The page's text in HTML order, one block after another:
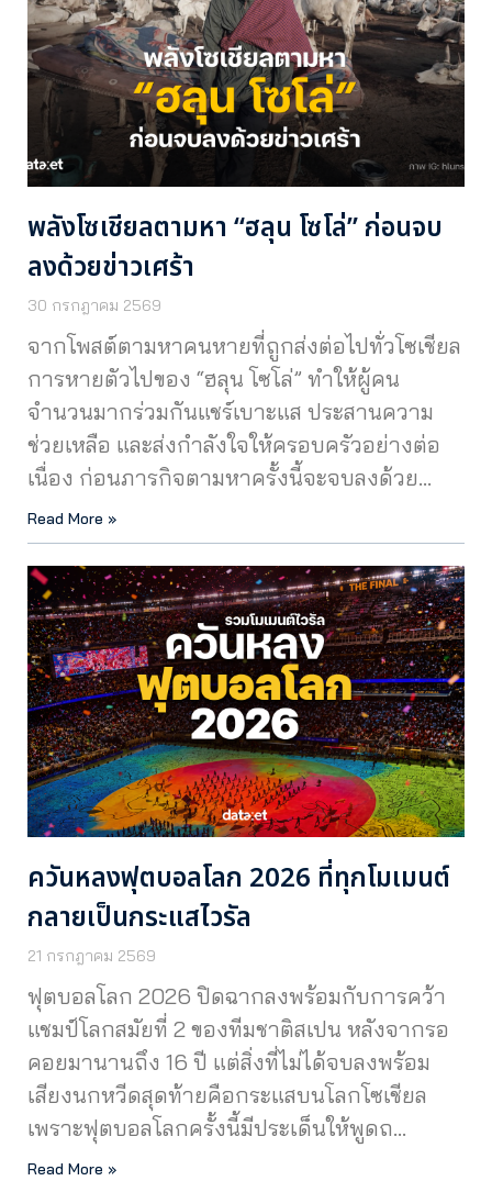
พลังโซเชียลตามหา “ฮลุน โซโล่” ก่อนจบ
ลงด้วยข่าวเศร้า
30 กรกฎาคม 2569
จากโพสต์ตามหาคนหายที่ถูกส่งต่อไปทั่วโซเชียล
การหายตัวไปของ “ฮลุน โซโล่” ทำให้ผู้คน
จำนวนมากร่วมกันแชร์เบาะแส ประสานความ
ช่วยเหลือ และส่งกำลังใจให้ครอบครัวอย่างต่อ
เนื่อง ก่อนภารกิจตามหาครั้งนี้จะจบลงด้วย…
Read More »
ควันหลงฟุตบอลโลก 2026 ที่ทุกโมเมนต์
กลายเป็นกระแสไวรัล
21 กรกฎาคม 2569
ฟุตบอลโลก 2026 ปิดฉากลงพร้อมกับการคว้า
แชมป์โลกสมัยที่ 2 ของทีมชาติสเปน หลังจากรอ
คอยมานานถึง 16 ปี แต่สิ่งที่ไม่ได้จบลงพร้อม
เสียงนกหวีดสุดท้ายคือกระแสบนโลกโซเชียล
เพราะฟุตบอลโลกครั้งนี้มีประเด็นให้พูดถ…
Read More »